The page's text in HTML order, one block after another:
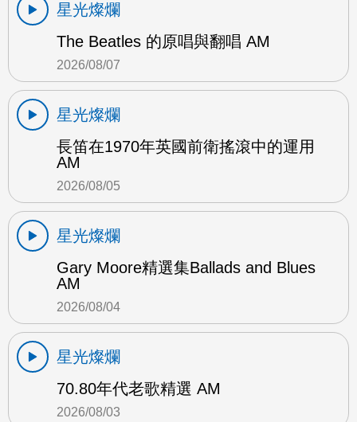
星光燦爛
The Beatles 的原唱與翻唱 AM
2026/08/07
星光燦爛
長笛在1970年英國前衛搖滾中的運用
AM
2026/08/05
星光燦爛
Gary Moore精選集Ballads and Blues
AM
2026/08/04
星光燦爛
70.80年代老歌精選 AM
2026/08/03